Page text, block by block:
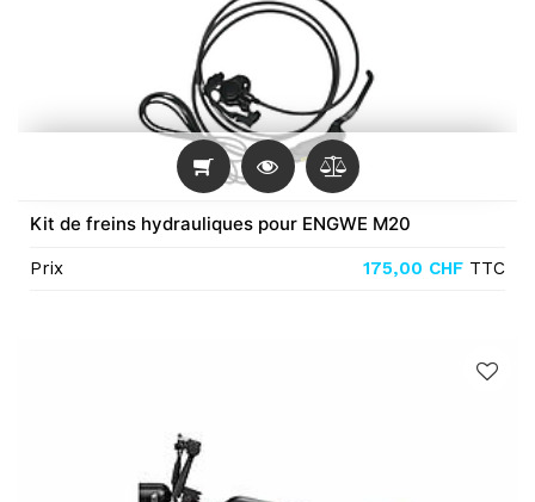
Kit de freins hydrauliques pour ENGWE M20
Prix 175,00 CHF TTC